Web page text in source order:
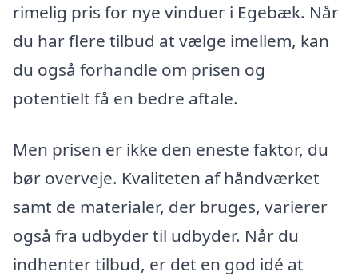
rimelig pris for nye vinduer i Egebæk. Når
du har flere tilbud at vælge imellem, kan
du også forhandle om prisen og
potentielt få en bedre aftale.
Men prisen er ikke den eneste faktor, du
bør overveje. Kvaliteten af håndværket
samt de materialer, der bruges, varierer
også fra udbyder til udbyder. Når du
indhenter tilbud, er det en god idé at